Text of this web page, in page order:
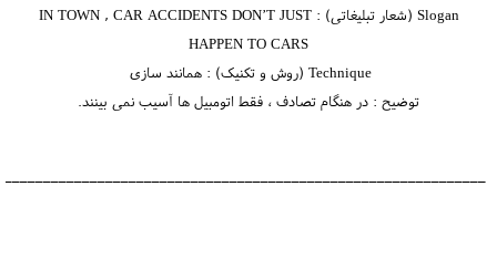
Slogan (شعار تبلیغاتی) : IN TOWN , CAR ACCIDENTS DON’T JUST
HAPPEN TO CARS
Technique (روش و تکنیک) : همانند سازی
توضیح : در هنگام تصادف ، فقط اتومبیل ها آسیب نمی بینند.